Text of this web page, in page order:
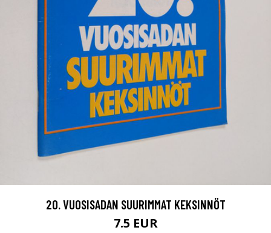
20. VUOSISADAN SUURIMMAT KEKSINNÖT
7.5 EUR